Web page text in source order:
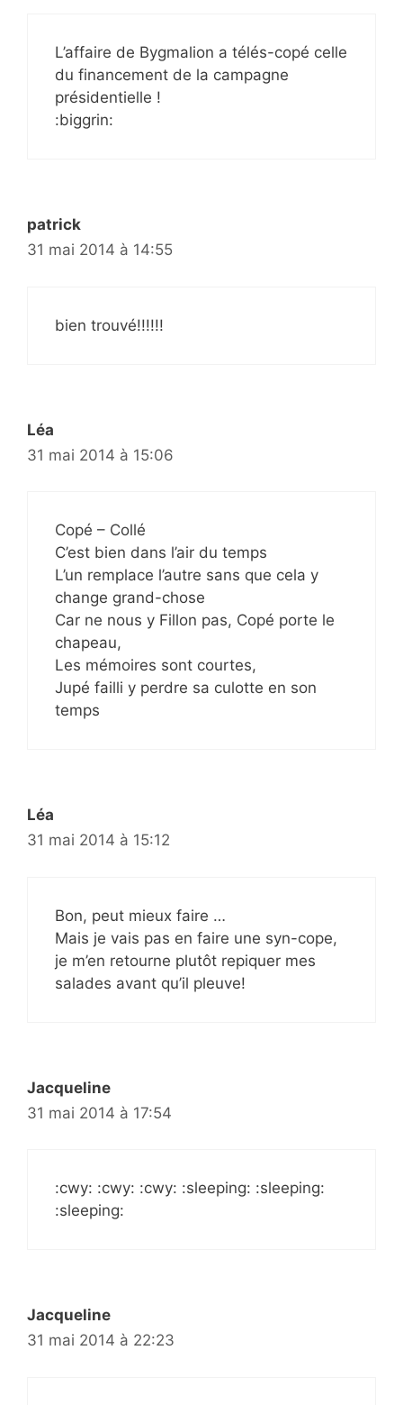
L’affaire de Bygmalion a télés-copé celle
du financement de la campagne
présidentielle !
:biggrin:
patrick
31 mai 2014 à 14:55
bien trouvé!!!!!!
Léa
31 mai 2014 à 15:06
Copé – Collé
C’est bien dans l’air du temps
L’un remplace l’autre sans que cela y
change grand-chose
Car ne nous y Fillon pas, Copé porte le
chapeau,
Les mémoires sont courtes,
Jupé failli y perdre sa culotte en son
temps
Léa
31 mai 2014 à 15:12
Bon, peut mieux faire …
Mais je vais pas en faire une syn-cope,
je m’en retourne plutôt repiquer mes
salades avant qu’il pleuve!
Jacqueline
31 mai 2014 à 17:54
:cwy: :cwy: :cwy: :sleeping: :sleeping:
:sleeping:
Jacqueline
31 mai 2014 à 22:23